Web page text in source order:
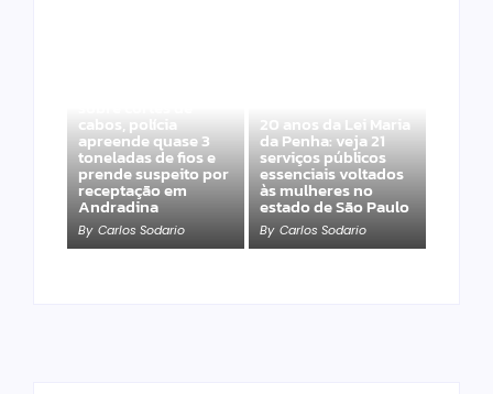
cabos, polícia
apreende quase 3
toneladas de fios e
prende suspeito por
receptação em
Andradina
By Carlos Sodario
20 anos da Lei Maria
da Penha: veja 21
serviços públicos
essenciais voltados
às mulheres no
estado de São Paulo
By Carlos Sodario